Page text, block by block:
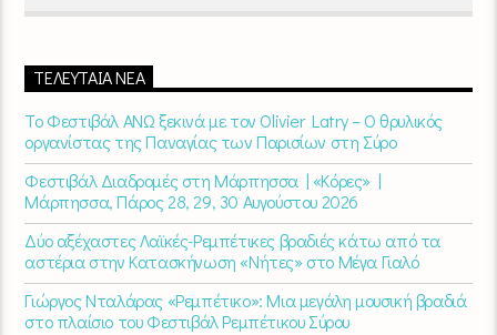
ΤΕΛΕΥΤΑΊΑ ΝΈΑ
Το Φεστιβάλ ΑΝΩ ξεκινά με τον Olivier Latry – Ο θρυλικός
οργανίστας της Παναγίας των Παρισίων στη Σύρο
Φεστιβάλ Διαδρομές στη Μάρπησσα | «Κόρες» |
Μάρπησσα, Πάρος 28, 29, 30 Αυγούστου 2026
Δύο αξέχαστες Λαϊκές-Ρεμπέτικες βραδιές κάτω από τα
αστέρια στην Κατασκήνωση «Νήτες» στο Μέγα Γιαλό
Γιώργος Νταλάρας «Ρεμπέτικο»: Μια μεγάλη μουσική βραδιά
στο πλαίσιο του Φεστιβάλ Ρεμπέτικου Σύρου